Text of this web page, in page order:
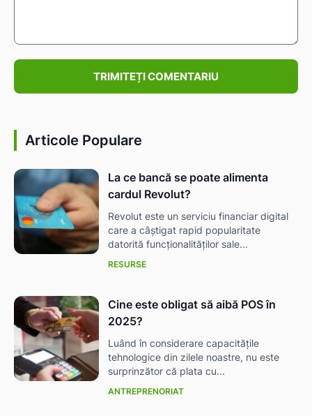
Articole Populare
La ce bancă se poate alimenta
cardul Revolut?
Revolut este un serviciu financiar digital
care a câștigat rapid popularitate
datorită funcționalităților sale...
RESURSE
Cine este obligat să aibă POS în
2025?
Luând în considerare capacitățile
tehnologice din zilele noastre, nu este
surprinzător că plata cu...
ANTREPRENORIAT